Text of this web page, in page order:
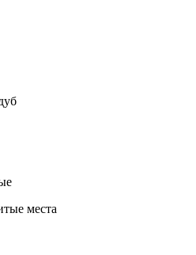
места